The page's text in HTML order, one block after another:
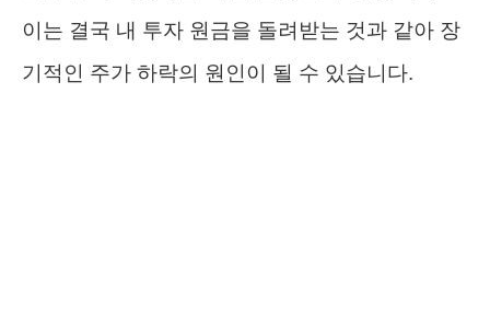
이는 결국 내 투자 원금을 돌려받는 것과 같아 장
기적인 주가 하락의 원인이 될 수 있습니다.